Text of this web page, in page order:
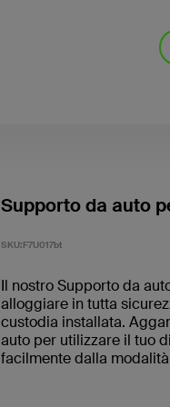
Supporto da auto
SKU:F7U017bt
Il nostro Supporto da
alloggiare in tutta
custodia installata.
auto per utilizzare il tuo
facilmente dalla